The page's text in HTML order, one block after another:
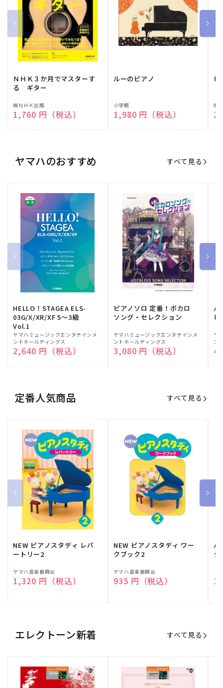
ＮＨＫ３か月でマスターす
る ギター
販
売
㈱ＮＨＫ出版
通常価格
1,760 円（税込）
ルーのピアノ
販
売
小学館
通常価格
1,980 円（税込）
ピ
販
売
㈱
ヤマハのおすすめ すべて見る
HELLO！STAGEA ELS-
03G/X/XR/XF 5～3級
Vol.1
販
売
元:
ヤマハミュージックエンタテインメ
ントホールディングス
通常価格
2,640 円（税込）
ピアノソロ 定番！ボカロ
ソング・セレクション
販
売
元:
ヤマハミュージックエンタテインメ
ントホールディングス
通常価格
3,080 円（税込）
バ
ヒ
販
売
ヤ
ン
定番人気商品 すべて見る
NEW ピアノスタディ レパ
ートリー2
販
売
ヤマハ音楽振興会
通常価格
1,320 円（税込）
NEW ピアノスタディ ワー
クブック2
販
売
ヤマハ音楽振興会
通常価格
935 円（税込）
バ
ク
売
エレクトーン新着 すべて見る